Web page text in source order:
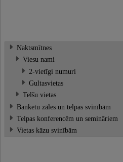
Naktsmītnes
Viesu nami
2-vietīgi numuri
Gultasvietas
Telšu vietas
Banketu zāles un telpas svinībām
Telpas konferencēm un semināriem
Vietas kāzu svinībām